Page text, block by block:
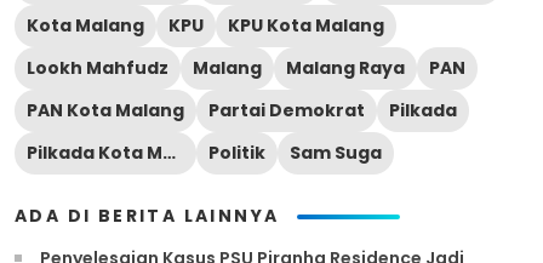
Kota Malang
KPU
KPU Kota Malang
Lookh Mahfudz
Malang Malang Raya
PAN
PAN Kota Malang
Partai Demokrat
Pilkada
Pilkada Kota Malang
Politik Sam Suga
ADA DI BERITA LAINNYA